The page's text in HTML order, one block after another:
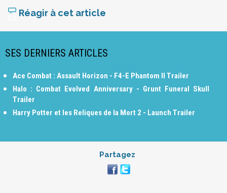
Réagir à cet article
SES DERNIERS ARTICLES
Ace Combat : Assault Horizon - F4-E Phantom II Trailer
Halo : Combat Evolved Anniversary - Grunt Funeral Skull
Trailer
Harry Potter et les Reliques de la Mort 2 - Launch Trailer
Partagez